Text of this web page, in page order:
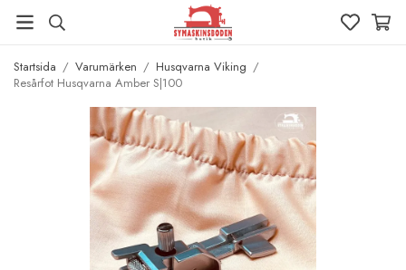
Startsida / Varumärken / Husqvarna Viking /
Resårfot Husqvarna Amber S|100